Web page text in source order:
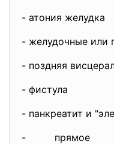
- атония желудка
- желудочные или
- поздняя
- фистула
- панкреатит и
- прямое